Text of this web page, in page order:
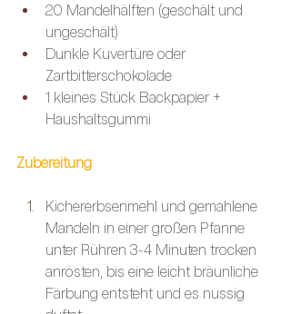
20 Mandelhälften (geschält und
ungeschält)
Dunkle Kuvertüre oder
Zartbitterschokolade
1 kleines Stück Backpapier +
Haushaltsgummi
Zubereitung
Kichererbsenmehl und gemahlene
Mandeln in einer großen Pfanne
unter Rühren 3-4 Minuten trocken
anrösten, bis eine leicht bräunliche
Färbung entsteht und es nussig